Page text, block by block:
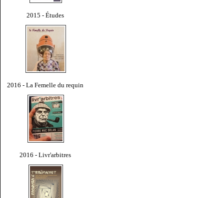
2015 - Études
2016 - La Femelle du requin
2016 - Livr'arbitres